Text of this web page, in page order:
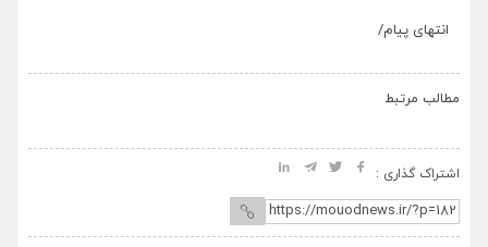
انتهای پیام/
مطالب مرتبط
اشتراک گذاری :